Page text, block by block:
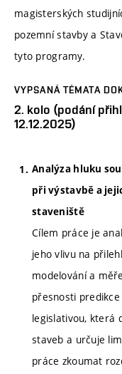
magisterských
pozemní stavby a
tyto programy.
VYPSANÁ TÉMATA
2. kolo (podání
12.12.2025)
Analýza hluku
při výstavbě a
staveniště
Cílem práce je
jeho vlivu na
modelování a
přesnosti
legislativou, která
staveb a určuje
práce zkoumat